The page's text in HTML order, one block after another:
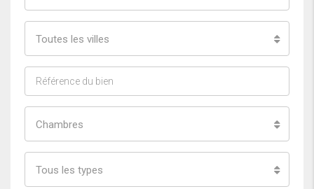
Toutes les villes
Chambres
Tous les types